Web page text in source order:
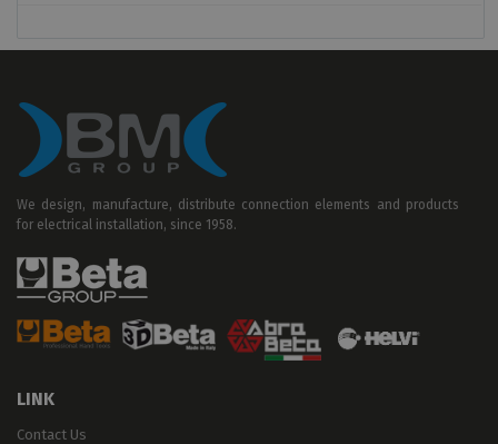
We design, manufacture, distribute connection elements and products
for electrical installation, since 1958.
LINK
Contact Us